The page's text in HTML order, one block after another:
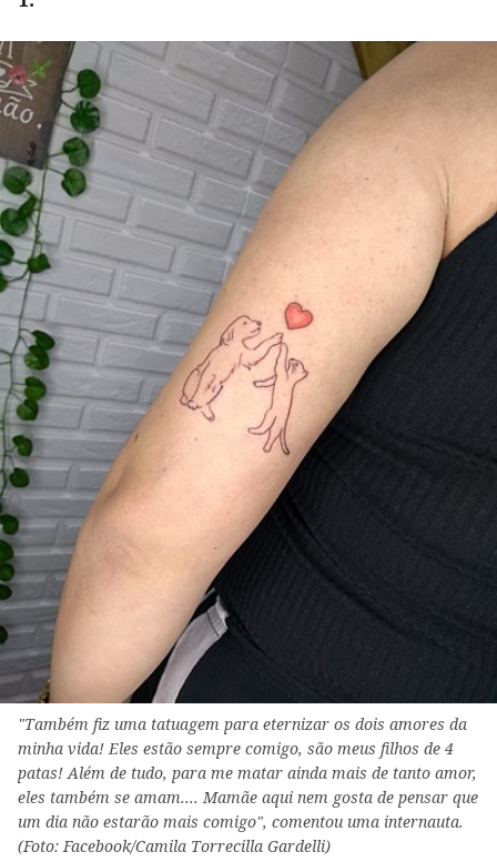
"Também fiz uma tatuagem para eternizar os dois amores da
minha vida! Eles estão sempre comigo, são meus filhos de 4
patas! Além de tudo, para me matar ainda mais de tanto amor,
eles também se amam.... Mamãe aqui nem gosta de pensar que
um dia não estarão mais comigo", comentou uma internauta.
(Foto: Facebook/Camila Torrecilla Gardelli)